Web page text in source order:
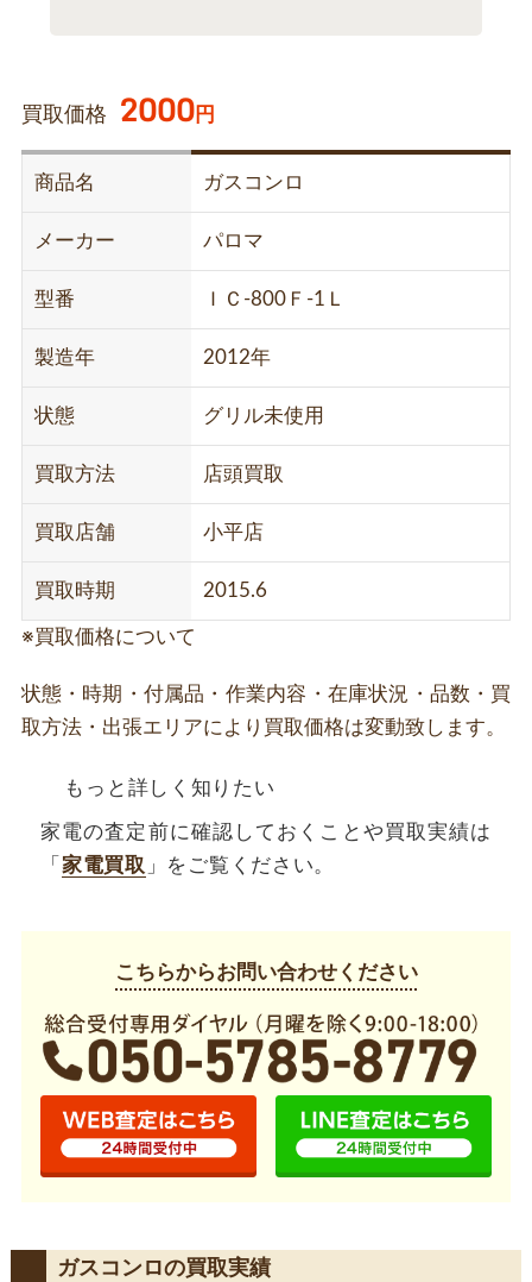
買取価格 2000円
商品名 ガスコンロ
メーカー パロマ
型番 ＩＣ-800Ｆ-1Ｌ
製造年 2012年
状態 グリル未使用
買取方法 店頭買取
買取店舗 小平店
買取時期 2015.6
※買取価格について
状態・時期・付属品・作業内容・在庫状況・品数・買
取方法・出張エリアにより買取価格は変動致します。
もっと詳しく知りたい
家電の査定前に確認しておくことや買取実績は
「 家電買取 」をご覧ください。
こちらからお問い合わせください
ガスコンロの買取実績